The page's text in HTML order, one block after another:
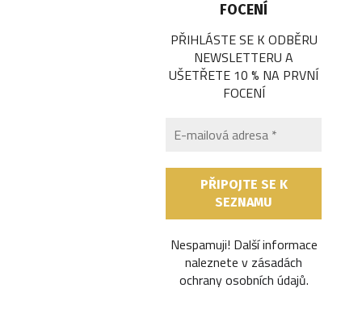
FOCENÍ
PŘIHLÁSTE SE K ODBĚRU
NEWSLETTERU A
UŠETŘETE 10 % NA PRVNÍ
FOCENÍ
Nespamuji! Další informace
naleznete v zásadách
ochrany osobních údajů.